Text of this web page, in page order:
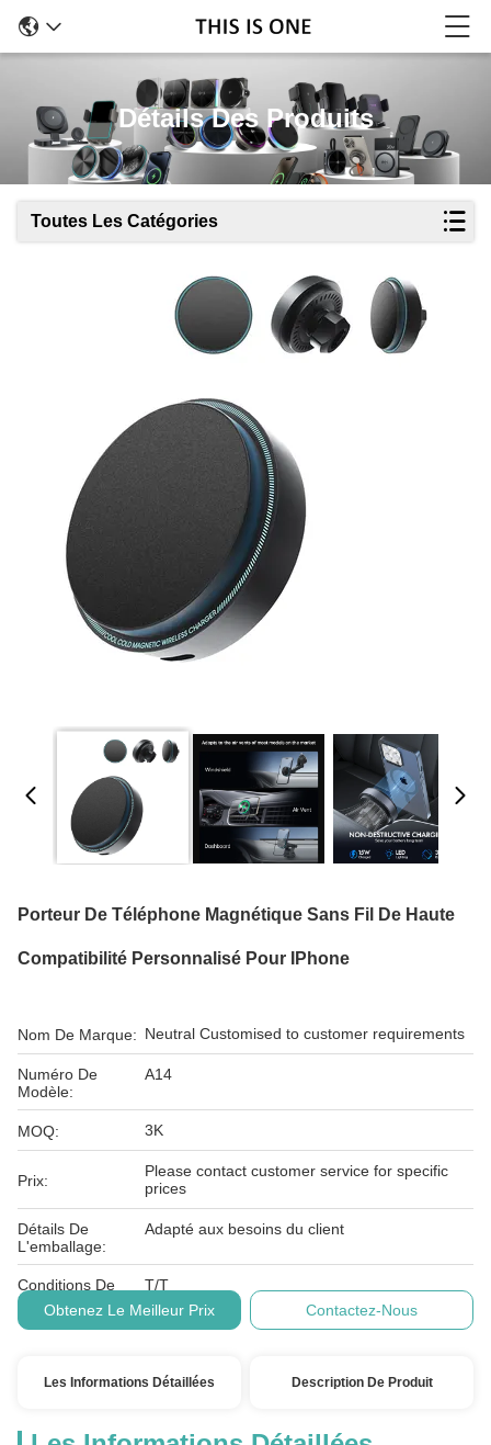
Détails Des Produits
Toutes Les Catégories
Porteur De Téléphone Magnétique Sans Fil De Haute
Compatibilité Personnalisé Pour IPhone
Nom De Marque: Neutral Customised to customer requirements
Numéro De
Modèle:
A14
MOQ: 3K
Prix:
Please contact customer service for specific
prices
Détails De
L'emballage:
Adapté aux besoins du client
Conditions De
Paiement:
T/T
Obtenez Le Meilleur Prix
Contactez-Nous
Les Informations Détaillées Description De Produit